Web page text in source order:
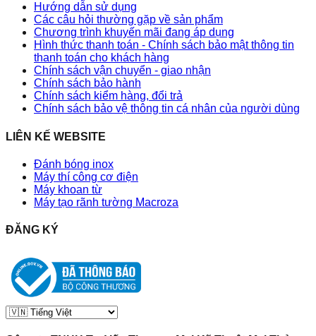
Hướng dẫn sử dụng
Các câu hỏi thường gặp về sản phẩm
Chương trình khuyến mãi đang áp dụng
Hình thức thanh toán - Chính sách bảo mật thông tin
thanh toán cho khách hàng
Chính sách vận chuyển - giao nhận
Chính sách bảo hành
Chính sách kiểm hàng, đổi trả
Chính sách bảo vệ thông tin cá nhân của người dùng
LIÊN KẾ WEBSITE
Đánh bóng inox
Máy thí công cơ điện
Máy khoan từ
Máy tạo rãnh tường Macroza
ĐĂNG KÝ